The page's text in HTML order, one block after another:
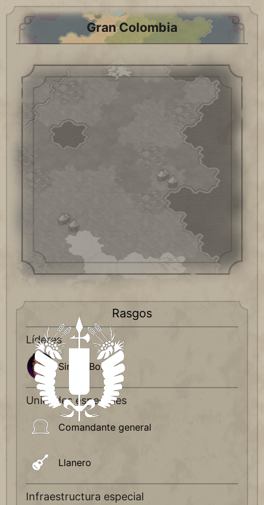
Gran Colombia
Rasgos
Líderes
Simón Bolívar
Unidades especiales
Comandante general
Llanero
Infraestructura especial